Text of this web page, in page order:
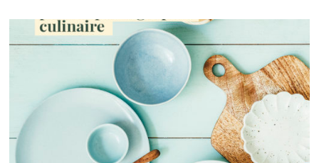
LIRE L'ARTICLE